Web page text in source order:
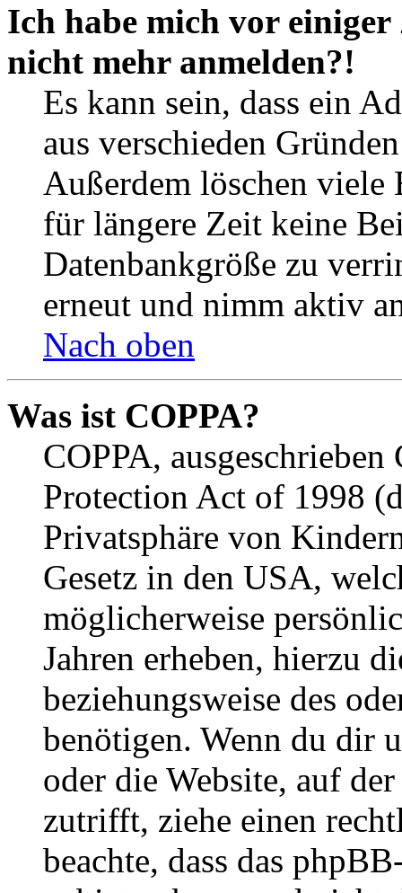
Ich habe mich vor
nicht mehr anmelden?!
Es kann sein, dass ein
aus verschieden
Außerdem löschen viele
für längere Zeit keine
Datenbankgröße zu
erneut und nimm aktiv
Nach oben
Was ist COPPA?
COPPA,
Protection Act of 1998
Privatsphäre von
Gesetz in den USA,
möglicherweise
Jahren erheben, hierzu
beziehungsweise des
benötigen. Wenn du dir
oder die Website, auf
zutrifft, ziehe einen
beachte, dass das